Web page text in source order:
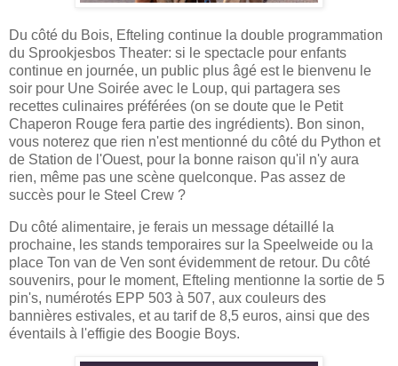
Du côté du Bois, Efteling continue la double programmation
du Sprookjesbos Theater: si le spectacle pour enfants
continue en journée, un public plus âgé est le bienvenu le
soir pour Une Soirée avec le Loup, qui partagera ses
recettes culinaires préférées (on se doute que le Petit
Chaperon Rouge fera partie des ingrédients). Bon sinon,
vous noterez que rien n'est mentionné du côté du Python et
de Station de l'Ouest, pour la bonne raison qu'il n'y aura
rien, même pas une scène quelconque. Pas assez de
succès pour le Steel Crew ?
Du côté alimentaire, je ferais un message détaillé la
prochaine, les stands temporaires sur la Speelweide ou la
place Ton van de Ven sont évidemment de retour. Du côté
souvenirs, pour le moment, Efteling mentionne la sortie de 5
pin's, numérotés EPP 503 à 507, aux couleurs des
bannières estivales, et au tarif de 8,5 euros, ainsi que des
éventails à l'effigie des Boogie Boys.